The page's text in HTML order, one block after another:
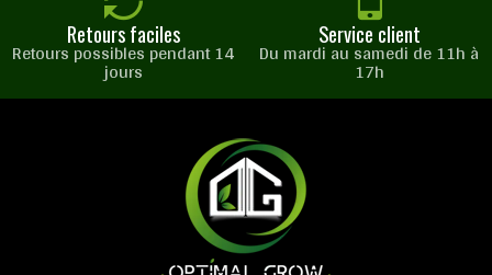
Retours faciles
Retours possibles pendant 14
jours
Service client
Du mardi au samedi de 11h à
17h